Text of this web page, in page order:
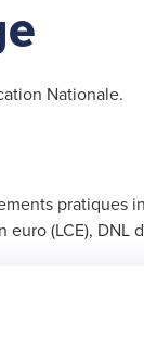
Nationale.
pratiques
(LCE), DNL